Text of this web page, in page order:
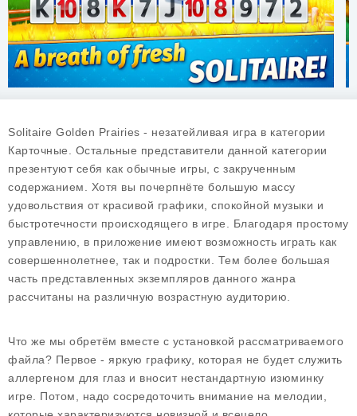
Solitaire Golden Prairies - незатейливая игра в категории
Карточные. Остальные представители данной категории
презентуют себя как обычные игры, с закрученным
содержанием. Хотя вы почерпнёте большую массу
удовольствия от красивой графики, спокойной музыки и
быстротечности происходящего в игре. Благодаря простому
управлению, в приложение имеют возможность играть как
совершеннолетнее, так и подростки. Тем более большая
часть представленных экземпляров данного жанра
рассчитаны на различную возрастную аудиторию.
Что же мы обретём вместе с установкой рассматриваемого
файла? Первое - яркую графику, которая не будет служить
аллергеном для глаз и вносит нестандартную изюминку
игре. Потом, надо сосредоточить внимание на мелодии,